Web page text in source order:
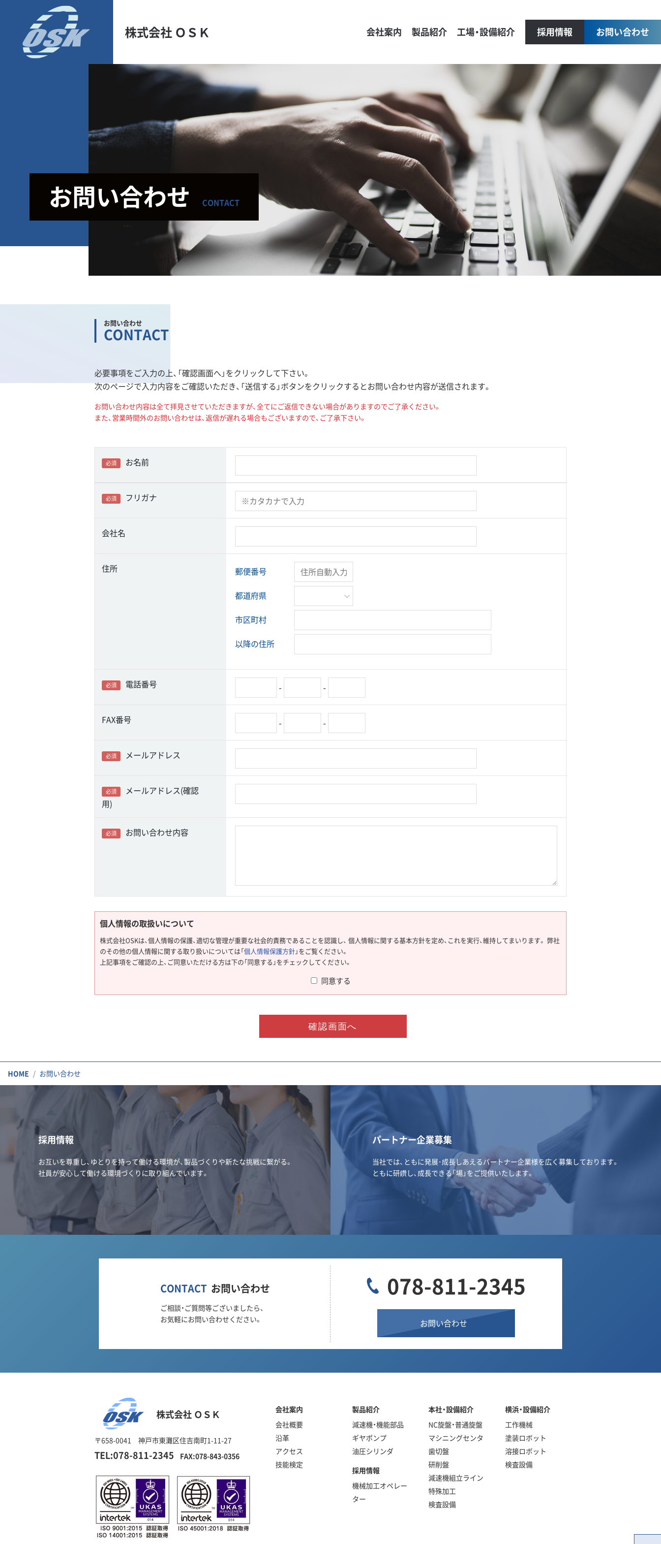
株式会社 ＯＳＫ 会社案内 製品紹介 工場・設備紹介 採用情報 お問い合わせ
お問い合わせ CONTACT
お問い合わせ
CONTACT
必要事項をご入力の上、「確認画面へ」をクリックして下さい。
次のページで入力内容をご確認いただき、「送信する」ボタンをクリックするとお問い合わせ内容が送信されます。
お問い合わせ内容は全て拝見させていただきますが、全てにご返信できない場合がありますのでご了承ください。
また、営業時間外のお問い合わせは、返信が遅れる場合もございますので、ご了承下さい。
必須 お名前
必須 フリガナ
会社名
住所 郵便番号
都道府県
市区町村
以降の住所
必須 電話番号 - -
FAX番号 - -
必須 メールアドレス
必須
メールアドレス(確認
用)
必須 お問い合わせ内容
個人情報の取扱いについて
株式会社OSKは、個人情報の保護、適切な管理が重要な社会的責務であることを認識し、 個人情報に関する基本方針を定め、これを実行、維持してまいります。 弊社
のその他の個人情報に関する取り扱いについては「個人情報保護方針」をご覧ください。
上記事項をご確認の上、ご同意いただける方は下の「同意する」をチェックしてください。
同意する
HOME お問い合わせ
採用情報
お互いを尊重し、ゆとりを持って働ける環境が、製品づくりや新たな挑戦に繋がる。
社員が安心して働ける環境づくりに取り組んでいます。
パートナー企業募集
当社では、ともに発展･成長しあえるパートナー企業様を広く募集しております。
ともに研鑽し、成長できる「場」をご提供いたします。
CONTACT お問い合わせ
ご相談・ご質問等ございましたら、
お気軽にお問い合わせください。
078-811-2345
お問い合わせ
株式会社 ＯＳＫ
〒658-0041 神戸市東灘区住吉南町1-11-27
TEL:078-811-2345 FAX:078-843-0356
会社案内
会社概要
沿革
アクセス
技能検定
製品紹介
減速機・機能部品
ギヤポンプ
油圧シリンダ
採用情報
機械加工オペレー
ター
本社・設備紹介
NC旋盤・普通旋盤
マシニングセンタ
歯切盤
研削盤
減速機組立ライン
特殊加工
検査設備
横浜・設備紹介
工作機械
塗装ロボット
溶接ロボット
検査設備